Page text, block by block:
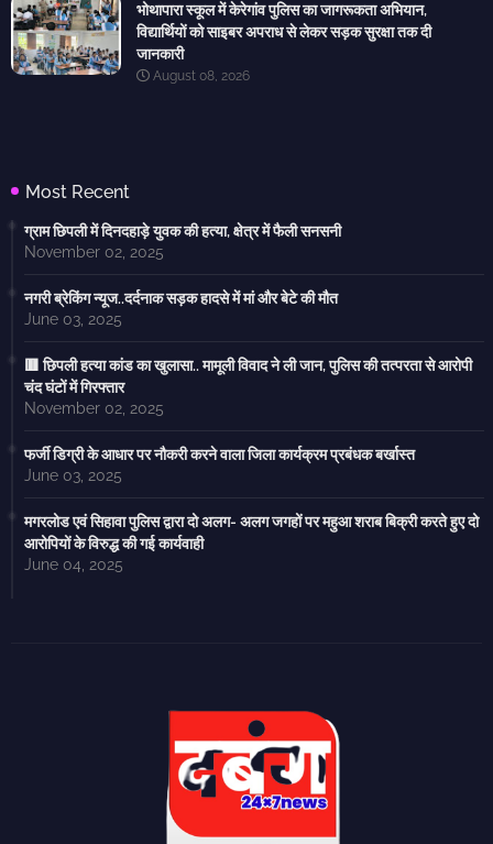
भोथापारा स्कूल में केरेगांव पुलिस का जागरूकता अभियान,
विद्यार्थियों को साइबर अपराध से लेकर सड़क सुरक्षा तक दी
जानकारी
August 08, 2026
Most Recent
ग्राम छिपली में दिनदहाड़े युवक की हत्या, क्षेत्र में फैली सनसनी
November 02, 2025
नगरी ब्रेकिंग न्यूज..दर्दनाक सड़क हादसे में मां और बेटे की मौत
June 03, 2025
🟥 छिपली हत्या कांड का खुलासा.. मामूली विवाद ने ली जान, पुलिस की तत्परता से आरोपी
चंद घंटों में गिरफ्तार
November 02, 2025
फर्जी डिग्री के आधार पर नौकरी करने वाला जिला कार्यक्रम प्रबंधक बर्खास्त
June 03, 2025
मगरलोड एवं सिहावा पुलिस द्वारा दो अलग- अलग जगहों पर महुआ शराब बिक्री करते हुए दो
आरोपियों के विरुद्ध की गई कार्यवाही
June 04, 2025